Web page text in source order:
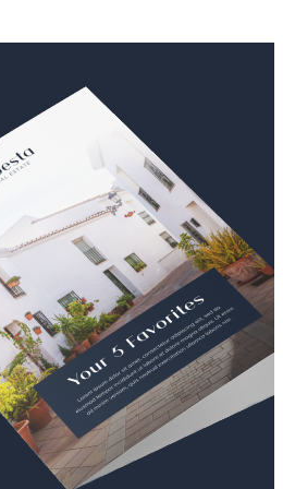
from the iconic La Carihuela Beach,
light, and quality of life take center
designed to maximize natural light,
with the outdoors.
along with generous outdoor
Mediterranean climate all year round
large terraces and privileged views
communal areas of the residential
pools and beautifully landscaped
development, the penthouses
with stunning private terraces
chill-out area, and spectacular
are not just outdoor spaces—they are a